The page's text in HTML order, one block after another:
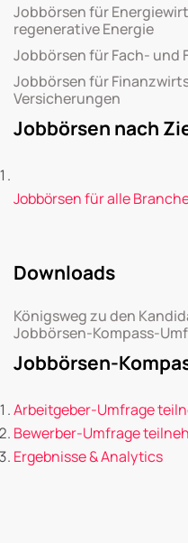
Jobbörsen für
regenerative Energie
Jobbörsen für Fach- und
Jobbörsen für
Versicherungen
Jobbörsen nach
Jobbörsen für alle
Downloads
Königsweg zu den
Jobbörsen-Kompass-
Jobbörsen-
Arbeitgeber-Umfrage
Bewerber-Umfrage
Ergebnisse & Analytics